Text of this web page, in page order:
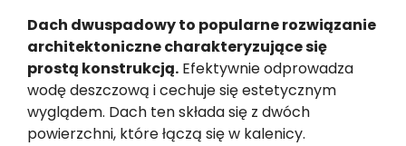
Dach dwuspadowy to popularne rozwiązanie
architektoniczne charakteryzujące się
prostą konstrukcją. Efektywnie odprowadza
wodę deszczową i cechuje się estetycznym
wyglądem. Dach ten składa się z dwóch
powierzchni, które łączą się w kalenicy.